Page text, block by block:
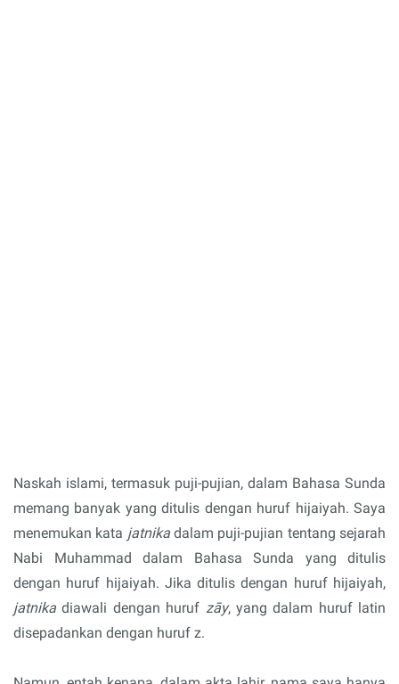
Naskah islami, termasuk puji-pujian, dalam Bahasa Sunda
memang banyak yang ditulis dengan huruf hijaiyah. Saya
menemukan kata jatnikadalam puji-pujian tentang sejarah
Nabi Muhammad dalam Bahasa Sunda yang ditulis
dengan huruf hijaiyah. Jika ditulis dengan huruf hijaiyah,
jatnikadiawali dengan huruf zāy, yang dalam huruf latin
disepadankan dengan huruf z.